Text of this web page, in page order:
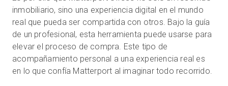
inmobiliario, sino una experiencia digital en el mundo
real que pueda ser compartida con otros. Bajo la guía
de un profesional, esta herramienta puede usarse para
elevar el proceso de compra. Este tipo de
acompañamiento personal a una experiencia real es
en lo que confía Matterport al imaginar todo recorrido.